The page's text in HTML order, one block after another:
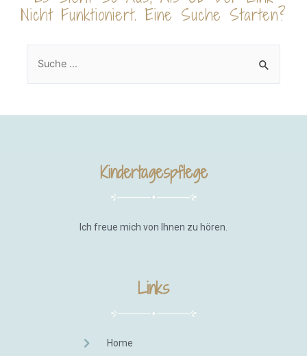
Nicht Funktioniert. Eine Suche Starten?
Kindertagespflege
Ich freue mich von Ihnen zu hören.
Links
Home